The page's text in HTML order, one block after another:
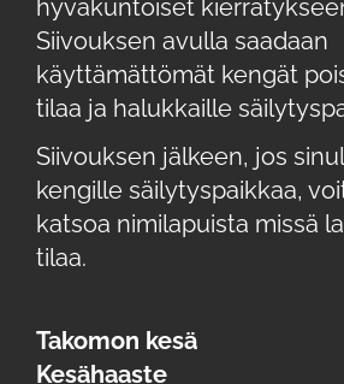
hyväkuntoiset
Siivouksen avulla saadaan
käyttämättömät kengät
tilaa ja halukkaille
Siivouksen jälkeen, jos
kengille säilytyspaikkaa,
katsoa nimilapuista missä
tilaa.
Takomon kesä
Kesähaaste